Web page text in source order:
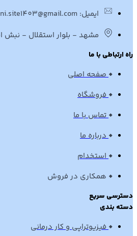
ایمیل: poshtibani.site1403@gmail.com
مشهد - بلوار استقلال - نبش استقلال
راه ارتباطی با ما
صفحه اصلی
فروشگاه
تماس با ما
درباره ما
استخدام
همکاری در فروش
دسترسی سریع
دسته بندی
فیزیوتراپی و کار درمانی